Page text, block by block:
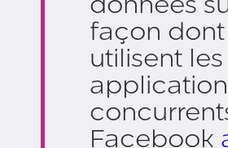
façon dont
utilisent les
Facebook